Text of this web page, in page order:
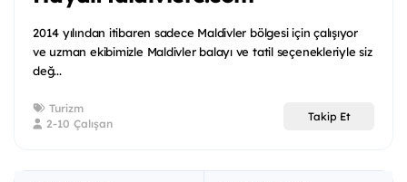
2014 yılından itibaren sadece Maldivler bölgesi için çalışıyor
ve uzman ekibimizle Maldivler balayı ve tatil seçenekleriyle siz
değ...
Turizm
2-10 Çalışan
Takip Et